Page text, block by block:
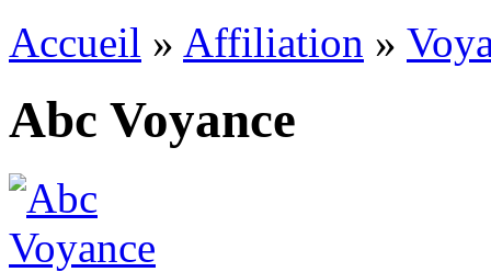
Accueil » Affiliation »
Abc Voyance